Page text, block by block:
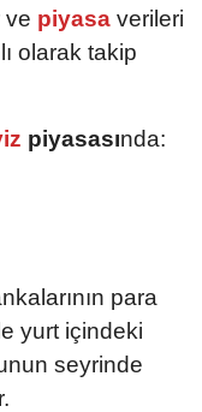
ve piyasa verileri
olarak takip
piyasasında:
para
yurt içindeki
seyrinde